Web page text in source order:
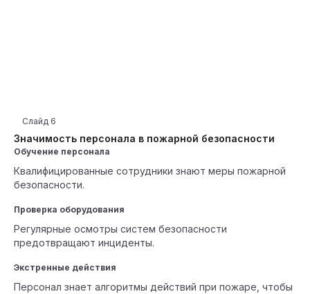
Значимость персонала в пожарной безопасности
Слайд 6
Обучение персонала
Квалифицированные сотрудники знают меры пожарной
безопасности.
Проверка оборудования
Регулярные осмотры систем безопасности
предотвращают инциденты.
Экстренные действия
Персонал знает алгоритмы действий при пожаре, чтобы